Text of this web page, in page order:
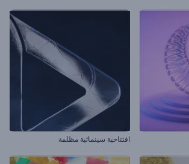
افتتاحية سينمائية مظلمة